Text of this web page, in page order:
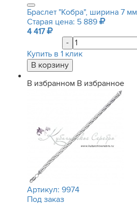
Браслет "Кобра", ширина 7 мм
Старая цена: 5 889
4 417
-
Купить в 1 клик
В избранном В избранное
Артикул: 9974
Под заказ